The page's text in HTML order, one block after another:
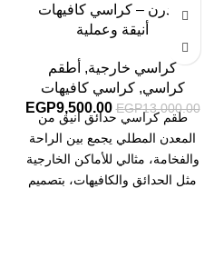
مودرن – كراسي كافيهات
أنيقة وعملية
كراسي خارجية, أطقم
كراسي,كراسي كافيهات
EGP13,000.00
EGP9,500.00
طقم كراسي حدائق أنيق من
المعدن المطلي يجمع بين الراحة
والفخامة، مثالي للأماكن الخارجية
مثل الحدائق والكافيهات، بتصميم